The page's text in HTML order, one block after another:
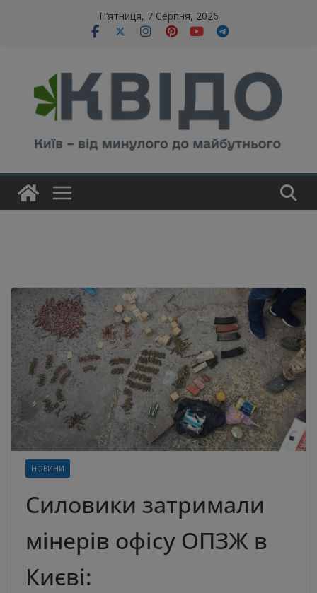
П’ятниця, 7 Серпня, 2026
НОВИНИ
Силовики затримали
мінерів офісу ОПЗЖ в
Києві:
modal-check